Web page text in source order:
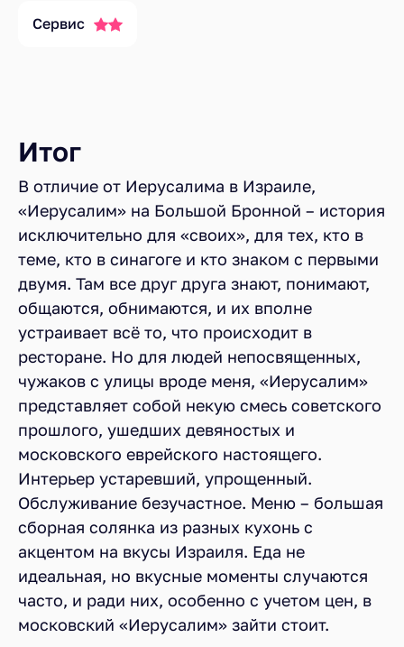
Сервис
Итог
В отличие от Иерусалима в Израиле,
«Иерусалим» на Большой Бронной – история
исключительно для «своих», для тех, кто в
теме, кто в синагоге и кто знаком с первыми
двумя. Там все друг друга знают, понимают,
общаются, обнимаются, и их вполне
устраивает всё то, что происходит в
ресторане. Но для людей непосвященных,
чужаков с улицы вроде меня, «Иерусалим»
представляет собой некую смесь советского
прошлого, ушедших девяностых и
московского еврейского настоящего.
Интерьер устаревший, упрощенный.
Обслуживание безучастное. Меню – большая
сборная солянка из разных кухонь с
акцентом на вкусы Израиля. Еда не
идеальная, но вкусные моменты случаются
часто, и ради них, особенно с учетом цен, в
московский «Иерусалим» зайти стоит.